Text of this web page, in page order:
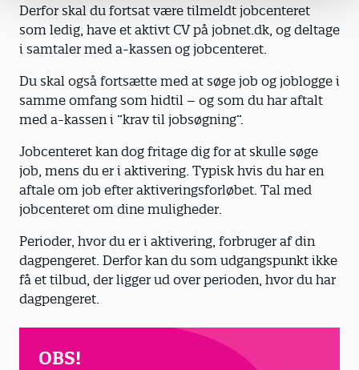
Derfor skal du fortsat være tilmeldt jobcenteret
som ledig, have et aktivt CV på jobnet.dk, og deltage
i samtaler med a-kassen og jobcenteret.
Du skal også fortsætte med at søge job og joblogge i
samme omfang som hidtil – og som du har aftalt
med a-kassen i ”krav til jobsøgning”.
Jobcenteret kan dog fritage dig for at skulle søge
job, mens du er i aktivering. Typisk hvis du har en
aftale om job efter aktiveringsforløbet. Tal med
jobcenteret om dine muligheder.
Perioder, hvor du er i aktivering, forbruger af din
dagpengeret. Derfor kan du som udgangspunkt ikke
få et tilbud, der ligger ud over perioden, hvor du har
dagpengeret.
OBS!